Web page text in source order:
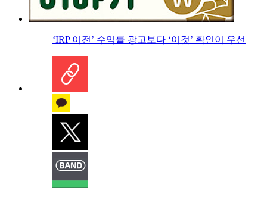
‘IRP 이전’ 수익률 광고보다 ‘이것’ 확인이 우선